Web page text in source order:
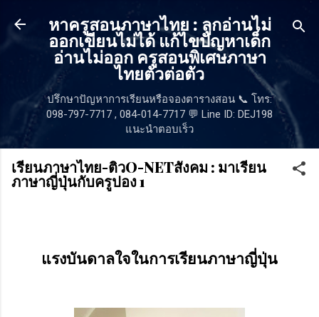
ข้ามไปที่เนื้อหาหลัก
หาครูสอนภาษาไทย : ลูกอ่านไม่
ออกเขียนไม่ได้ แก้ไขปัญหาเด็ก
อ่านไม่ออก ครูสอนพิเศษภาษา
ไทยตัวต่อตัว
ปรึกษาปัญหาการเรียนหรือจองตารางสอน 📞 โทร:
098-797-7717 , 084-014-7717 💬 Line ID: DEJ198
แนะนำตอบเร็ว
เรียนภาษาไทย-ติวO-NETสังคม : มาเรียน
ภาษาญี่ปุ่นกับครูปอง 1
แรงบันดาลใจในการเรียนภาษาญี่ปุ่น